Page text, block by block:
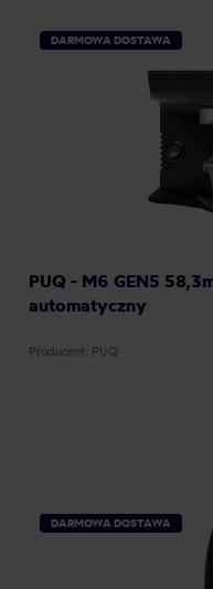
DARMOWA DOSTAWA
PUQ - M6 GEN5
automatyczny
Producent: PUQ
DARMOWA DOSTAWA